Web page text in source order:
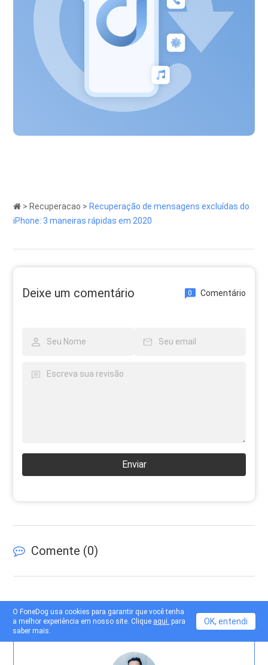
> Recuperacao > Recuperação de mensagens excluídas do
iPhone: 3 maneiras rápidas em 2020
Deixe um comentário 0 Comentário
Enviar
Comente (0)
O FoneDog usa cookies para garantir que você tenha
a melhor experiência em nosso site. Clique aqui. para
saber mais.
OK, entendi